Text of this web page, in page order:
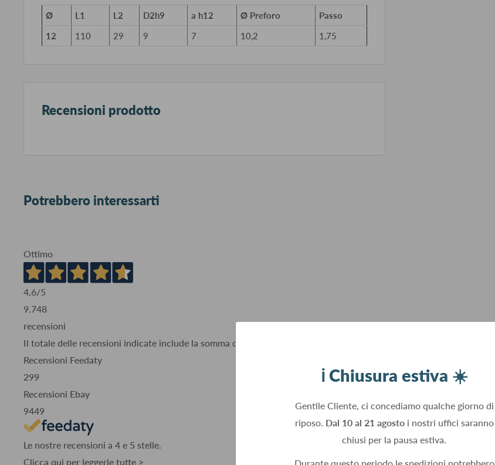
ℹ️ Chiusura estiva ☀️
Gentile Cliente, ci concediamo qualche giorno di
riposo. Dal 10 al 21 agostoi nostri uffici saranno
chiusi per la pausa estiva.
Ø L1 L2 D2h9 a h12 Ø Preforo
Passo
12
110 29 9 7 10,2 1,75
Recensioni prodotto
Potrebbero interessarti
Ottimo
4,6/5
9.748
recensioni
Il totale delle recensioni indicate include la somma di:
Recensioni Feedaty
299
Recensioni Ebay
9449
Le nostre recensioni a 4 e 5 stelle.
Clicca qui per leggerle tutte >